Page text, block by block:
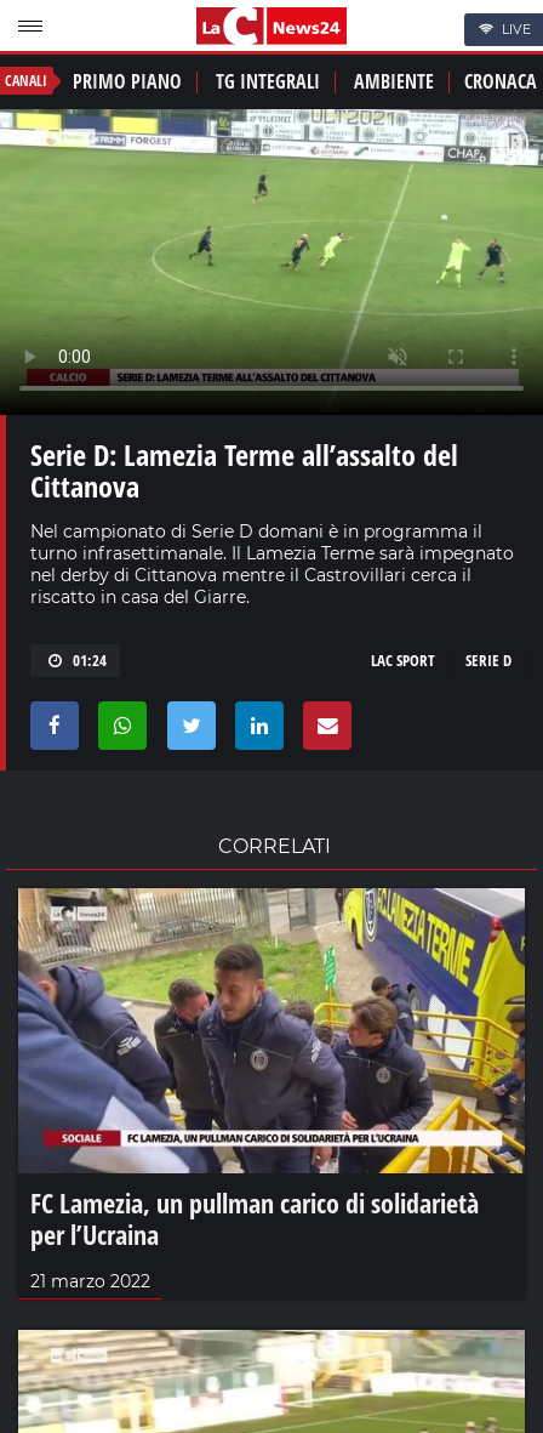
LIVE
CANALI PRIMO PIANO TG INTEGRALI AMBIENTE CRONACA
Serie D: Lamezia Terme all’assalto del
Cittanova
Nel campionato di Serie D domani è in programma il
turno infrasettimanale. Il Lamezia Terme sarà impegnato
nel derby di Cittanova mentre il Castrovillari cerca il
riscatto in casa del Giarre.
01:24 SERIE D
LAC SPORT
CORRELATI
FC Lamezia, un pullman carico di solidarietà
per l’Ucraina
21 marzo 2022